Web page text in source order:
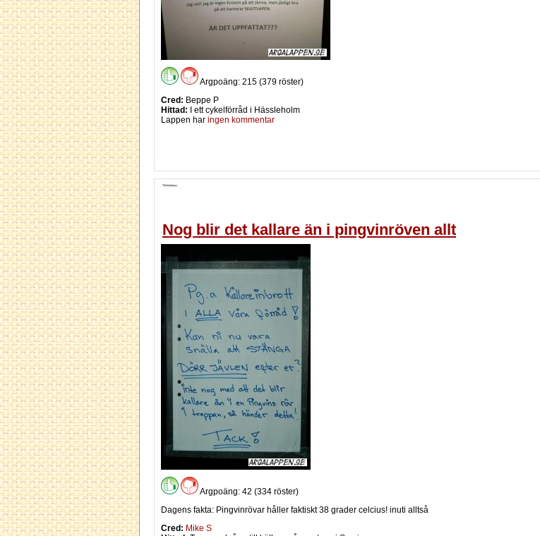
Argpoäng: 215 (379 röster)
Cred: Beppe P
Hittad: I ett cykelförråd i Hässleholm
Lappen har ingen kommentar
Nog blir det kallare än i pingvinröven allt
Argpoäng: 42 (334 röster)
Dagens fakta: Pingvinrövar håller faktiskt 38 grader celcius! inuti alltså
Cred: Mike S